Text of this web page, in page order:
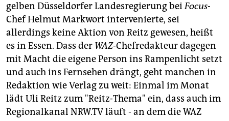
gelben Düsseldorfer Landesregierung beiFocus-
Chef Helmut Markwort intervenierte, sei
allerdings keine Aktion von Reitz gewesen, heißt
es in Essen. Dass der WAZ-Chefredakteur dagegen
mit Macht die eigene Person ins Rampenlicht setzt
und auch ins Fernsehen drängt, geht manchen in
Redaktion wie Verlag zu weit: Einmal im Monat
lädt Uli Reitz zum "Reitz-Thema" ein, dass auch im
Regionalkanal NRW.TV läuft - an dem die WAZ